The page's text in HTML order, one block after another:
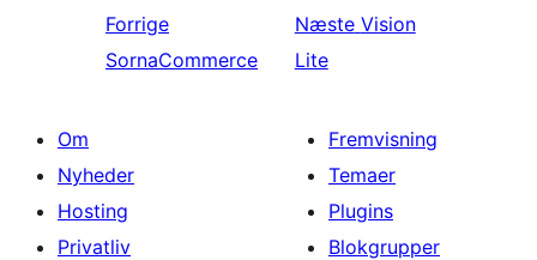
Forrige
SornaCommerce
Næste Vision
Lite
Om
Nyheder
Hosting
Privatliv
Fremvisning
Temaer
Plugins
Blokgrupper